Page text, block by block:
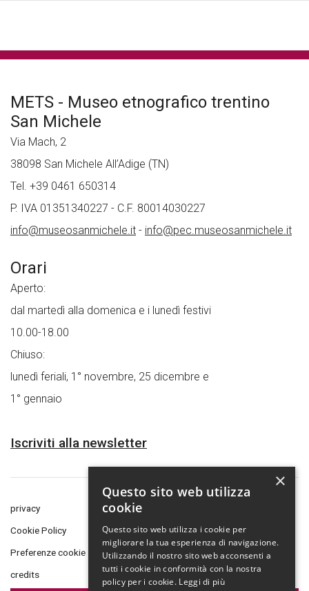
METS - Museo etnografico trentino
San Michele
Via Mach, 2
38098 San Michele All’Adige (TN)
Tel. +39 0461 650314
P. IVA 01351340227 - C.F. 80014030227
info@museosanmichele.it - info@pec.museosanmichele.it
Orari
Aperto:
dal martedì alla domenica e i lunedì festivi
10.00-18.00
Chiuso:
lunedì feriali, 1° novembre, 25 dicembre e
1° gennaio
Iscriviti alla newsletter
privacy
Cookie Policy
Preferenze cookie
credits
×
Questo sito web utilizza
cookie
Questo sito web utilizza i cookie per
migliorare la tua esperienza di navigazione.
Utilizzando il nostro sito web acconsenti a
tutti i cookie in conformità con la nostra
policy per i cookie. Leggi di più